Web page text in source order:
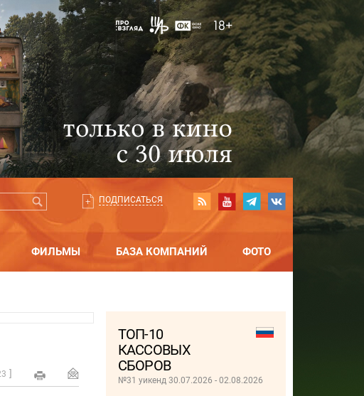
ПОДПИСАТЬСЯ
ФИЛЬМЫ БАЗА КОМПАНИЙ ФОТО
ТОП-10
КАССОВЫХ
СБОРОВ
№31 уикенд 30.07.2026 - 02.08.2026